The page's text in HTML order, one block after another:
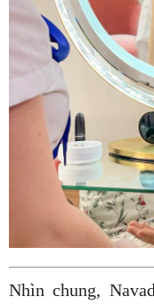
Nhìn chung,